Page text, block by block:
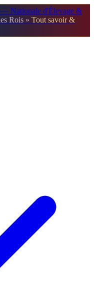
— Nationale d'Élevage &
Rois » Tout savoir &